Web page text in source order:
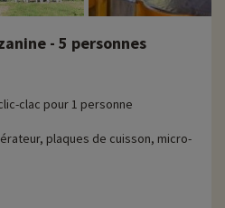
- 5 personnes
clac pour 1 personne
plaques de cuisson, micro-